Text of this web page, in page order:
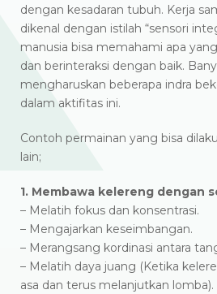
dengan kesadaran tubuh. Kerja
dikenal dengan istilah “sensori
manusia bisa memahami apa
dan berinteraksi dengan baik.
mengharuskan beberapa indra
dalam aktifitas ini.
Contoh permainan yang bisa
lain;
1. Membawa kelereng dengan
– Melatih fokus dan konsentrasi.
– Mengajarkan keseimbangan.
– Merangsang kordinasi antara
– Melatih daya juang (Ketika
asa dan terus melanjutkan lomba).